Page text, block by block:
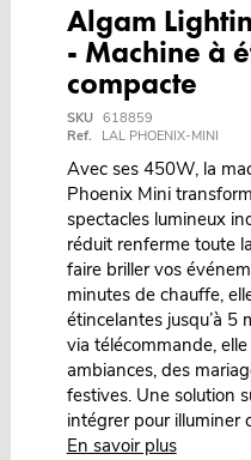
Algam
- Machine à
compacte
SKU 618859
Ref.
LAL PHOENIX-MINI
Avec ses 450W, la
Phoenix Mini
spectacles lumineux
réduit renferme toute
faire briller vos
minutes de chauffe,
étincelantes jusqu’à 5
via télécommande,
ambiances, des
festives. Une solution
intégrer pour illuminer
En savoir plus